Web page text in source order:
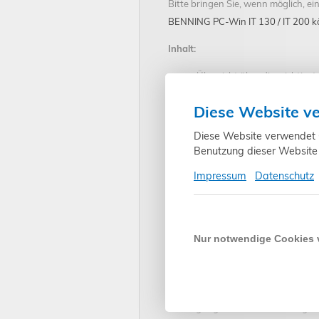
Bitte bringen Sie, wenn möglich,
BENNING PC-Win IT 130 / IT 200
Inhalt:
Übersicht über die
Erklärung aller laut VDE
Protokollierung der
theoretischen Grundlagen, um
Diese Website
Diese Website verwendet
Benutzung dieser
Impressum
Datenschutz
Nur notwendige Cookies